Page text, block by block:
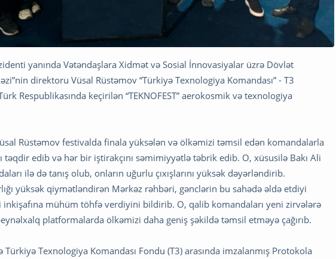
yanında Vətəndaşlara Xidmət və Sosial İnnovasiyalar üzrə Dövlət
direktoru Vüsal Rüstəmov “Türkiyə Texnologiya Komandası” - T3
Respublikasında keçirilən “TEKNOFEST” aerokosmik və texnologiya
Rüstəmov festivalda finala yüksələn və ölkəmizi təmsil edən komandalarla
təqdir edib və hər bir iştirakçını səmimiyyətlə təbrik edib. O, xüsusilə Bakı Ali
ilə də tanış olub, onların uğurlu çıxışlarını yüksək dəyərləndirib.
yüksək qiymətləndirən Mərkəz rəhbəri, gənclərin bu sahədə əldə etdiyi
inkişafına mühüm töhfə verdiyini bildirib. O, qalib komandaları yeni zirvələrə
platformalarda ölkəmizi daha geniş şəkildə təmsil etməyə çağırıb.
Texnologiya Komandası Fondu (T3) arasında imzalanmış Protokola